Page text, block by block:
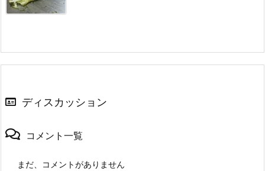
ディスカッション
コメント一覧
まだ、コメントがありません